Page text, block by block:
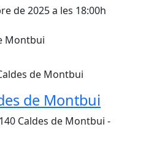
de 2025 a les 18:00h
Montbui
de Montbui
de Montbui
Caldes de Montbui -